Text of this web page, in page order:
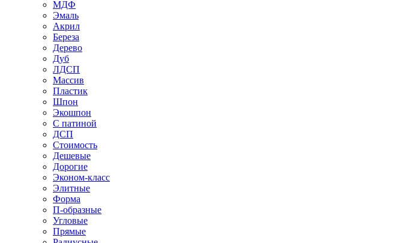
МДФ
Эмаль
Акрил
Береза
Дерево
Дуб
ЛДСП
Массив
Пластик
Шпон
Экошпон
С патиной
ДСП
Стоимость
Дешевые
Дорогие
Эконом-класс
Элитные
Форма
П-образные
Угловые
Прямые